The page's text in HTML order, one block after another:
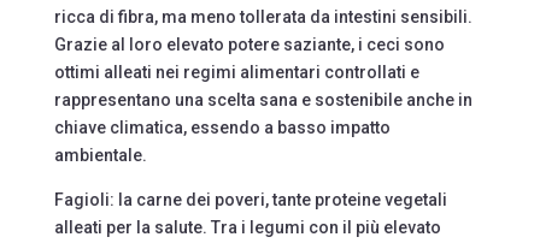
ricca di fibra, ma meno tollerata da intestini sensibili.
Grazie al loro elevato potere saziante, i ceci sono
ottimi alleati nei regimi alimentari controllati e
rappresentano una scelta sana e sostenibile anche in
chiave climatica, essendo a basso impatto
ambientale.
Fagioli: la carne dei poveri, tante proteine vegetali
alleati per la salute. Tra i legumi con il più elevato